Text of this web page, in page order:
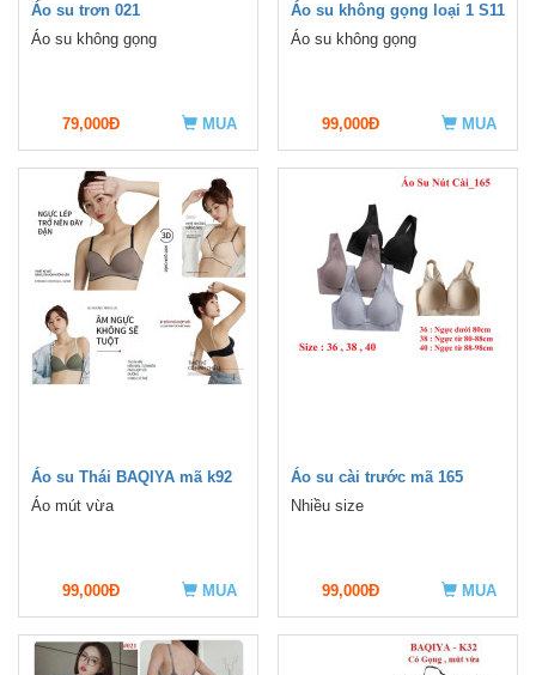
Áo su trơn 021
Áo su không gọng
79,000Đ MUA
Áo su không gọng loại 1 S11
Áo su không gọng
99,000Đ MUA
Áo su Thái BAQIYA mã k92
Áo mút vừa
99,000Đ MUA
Áo su cài trước mã 165
Nhiều size
99,000Đ MUA